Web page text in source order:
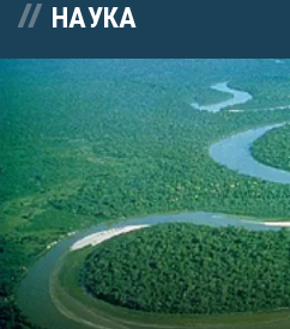
НАУКА